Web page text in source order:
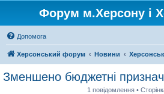
Форум м.Херсону і
Допомога
Херсонський форум Новини
Зменшено бюджетні
1 повідомлення •